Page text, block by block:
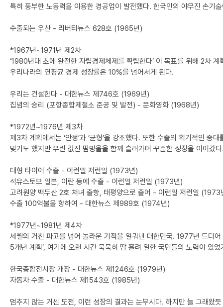
특히 풍부한 노동력을 이용한 경공업이 발전했다. 한국인의 야무진 손기
수출되는 우산 - 리버티뉴스 628호 (1965년)
*1967년~1971년 제2차
‘1980년대 초에 완전한 자립경제체제를 확립한다’ 이 목표를 위해 2차
우리나라의 연평균 경제 성장률은 10%를 넘어서게 된다.
우리는 건설한다 - 대한뉴스 제746호 (1969년)
집념의 승리 (포항종합제철소 준공 및 발전) - 문화영화 (1968년)
*1972년~1976년 제3차
제3차 계획에서는 ‘안정’과 ‘균형’을 강조했다. 또한 수출의 획기적인
맞기도 했지만 우린 값진 땀방울을 함께 흘려가며 꾸준한 성장을 이어갔
대형 타이어 수출 - 이런일 저런일 (1973년)
석유스토브 일본, 이란 등에 수출 - 이런일 저런일 (1973년)
고려원양 백두산 2호 처녀 출항, 태평양으로 출어 - 이런일 저런일 (1973
수출 100억불을 향하여 - 대한뉴스 제989호 (1974년)
*1977년~1981년 제4차
세월의 거친 파고를 넘어 놀라운 기적을 일궈낸 대한민국. 1977년 드디
5개년 계획’, 여기에 오랜 시간 묵묵히 땀 흘려 일한 국민들의 노력이 있
한국종합전시장 개장 - 대한뉴스 제1246호 (1979년)
자동차 수출 - 대한뉴스 제1543호 (1985년)
멈추지 않는 거센 도전, 이런 성장의 결과는 눈부시다. 하지만 늘 그래